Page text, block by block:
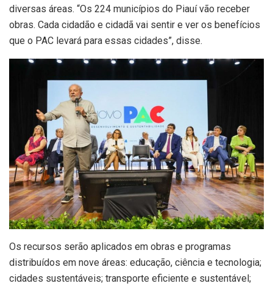
diversas áreas. “Os 224 municípios do Piauí vão receber
obras. Cada cidadão e cidadã vai sentir e ver os benefícios
que o PAC levará para essas cidades”, disse.
Os recursos serão aplicados em obras e programas
distribuídos em nove áreas: educação, ciência e tecnologia;
cidades sustentáveis; transporte eficiente e sustentável;